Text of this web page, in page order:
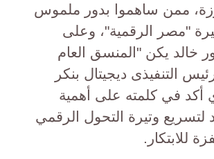
ممن ساهموا بدور ملموس
"مصر الرقمية"، وعلى
خالد يكن "المنسق العام
التنفيذى ديجيتال بنكر
أكد في كلمته على أهمية
لتسريع وتيرة التحول الرقمي
للابتكار.